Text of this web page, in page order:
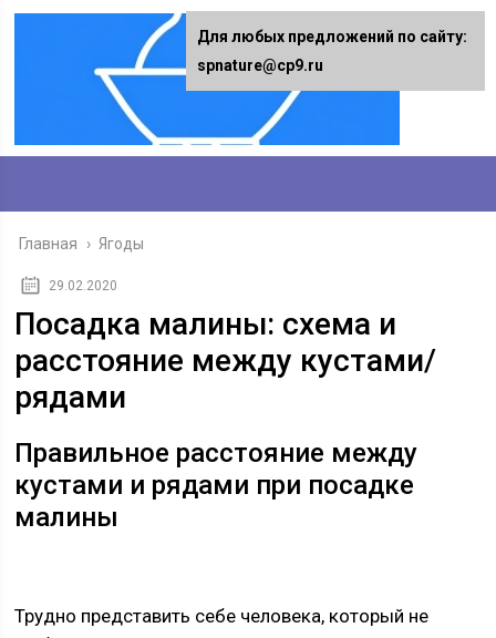
Главная › Ягоды
29.02.2020
Посадка малины: схема и
расстояние между кустами/
рядами
Правильное расстояние между
кустами и рядами при посадке
малины
Трудно представить себе человека, который не
Для любых предложений по сайту:
spnature@cp9.ru